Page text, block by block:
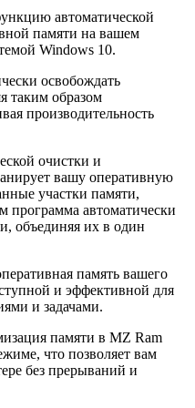
автоматической
памяти на вашем
Windows 10.
освобождать
таким образом
производительность
очистки и
вашу оперативную
участки памяти,
программа автоматически
объединяя их в один
память вашего
и эффективной для
и задачами.
памяти в MZ Ram
что позволяет вам
без прерываний и